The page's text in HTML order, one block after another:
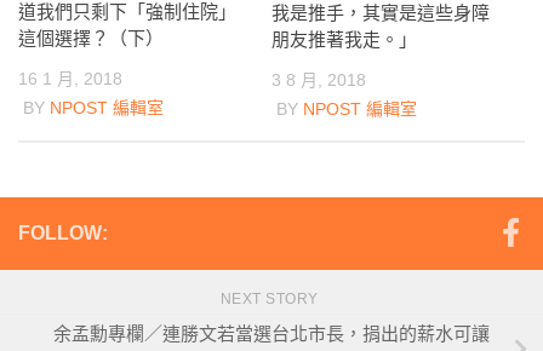
道我們只剩下「強制住院」
這個選擇？（下）
16 1 月, 2018
BY NPOST 編輯室
我是推手，其實是這些身障
朋友推著我走。」
3 8 月, 2018
BY NPOST 編輯室
FOLLOW:
NEXT STORY
余孟勳專欄／連勝文若當選台北市長，捐出的薪水可讓